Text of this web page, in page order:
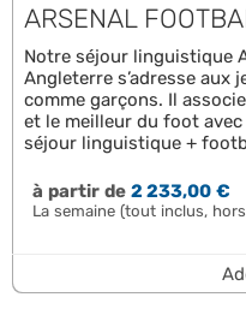
ARSENAL
Notre séjour linguistique
Angleterre s’adresse aux
comme garçons. Il
et le meilleur du foot avec
séjour linguistique +
à partir de2 233,00 €
La semaine (tout inclus,